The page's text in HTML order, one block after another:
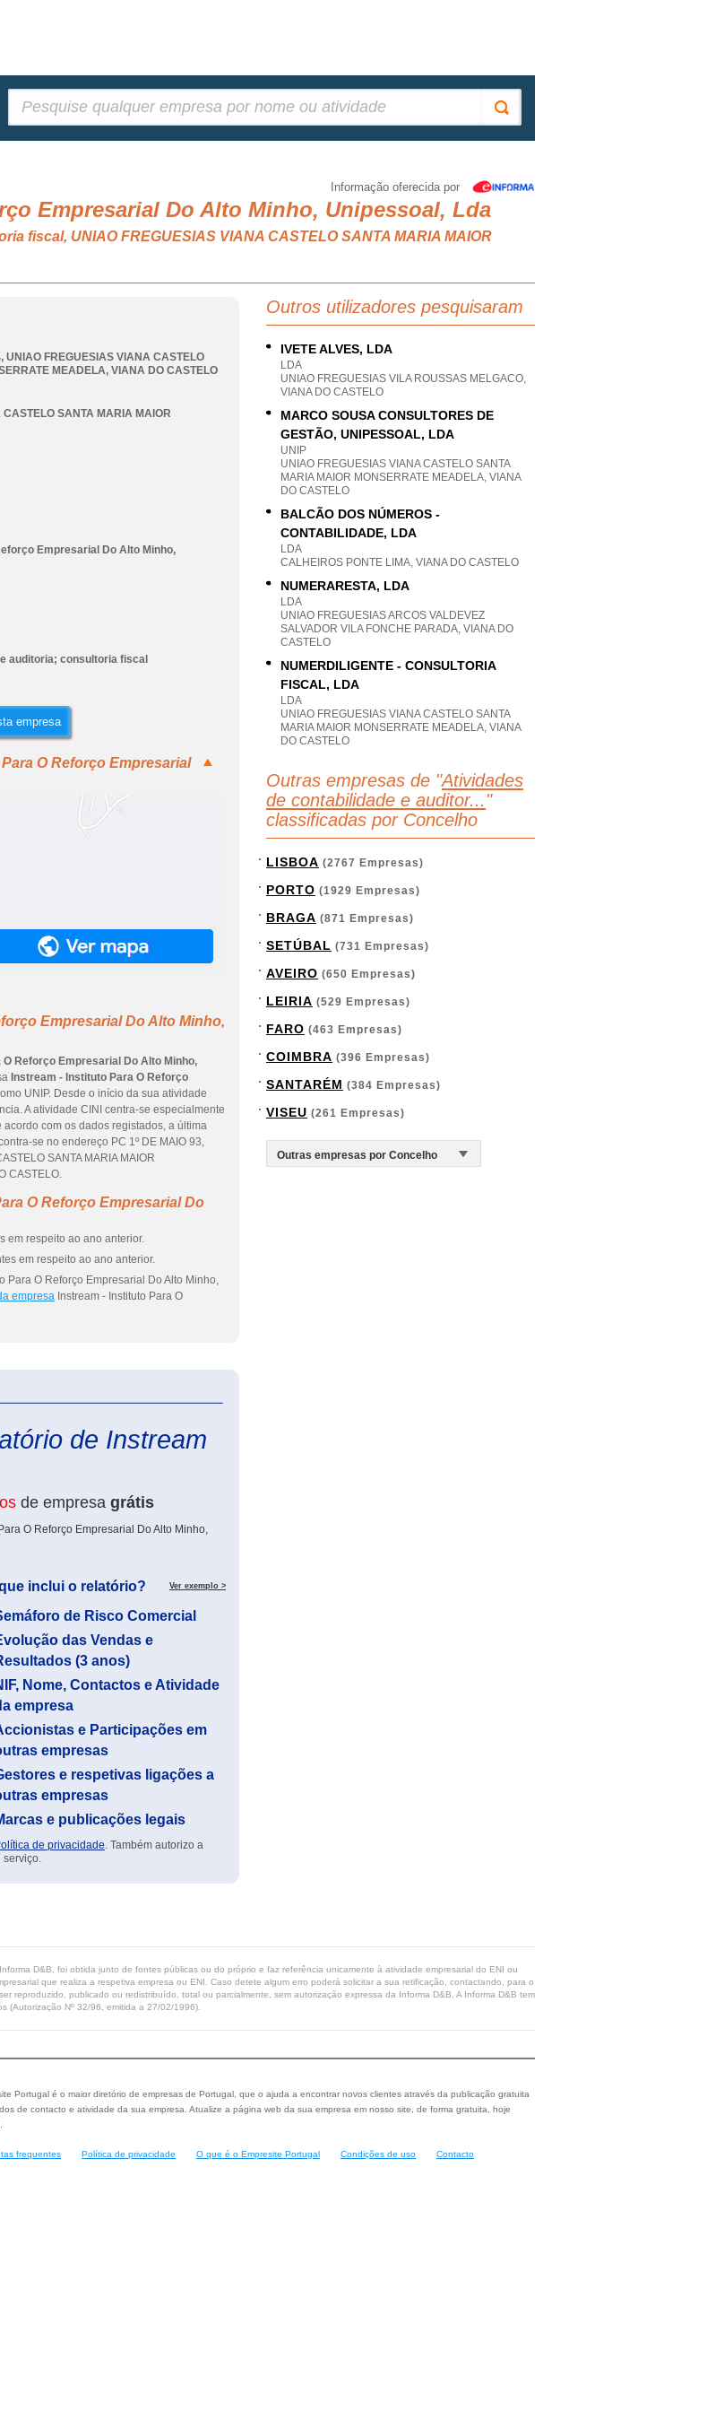
Informação oferecida por
Empresarial Do Alto Minho, Unipessoal, Lda
fiscal, UNIAO FREGUESIAS VIANA CASTELO SANTA MARIA MAIOR
, UNIAO FREGUESIAS VIANA CASTELO
MEADELA, VIANA DO CASTELO
SANTA MARIA MAIOR
Empresarial Do Alto Minho,
auditoria; consultoria fiscal
empresa
O Reforço Empresarial
Empresarial Do Alto Minho,
O Reforço Empresarial Do Alto Minho,
Instream - Instituto Para O Reforço
UNIP. Desde o início da sua atividade
A atividade CINI centra-se especialmente
com os dados registados, a última
se no endereço PC 1º DE MAIO 93,
SANTA MARIA MAIOR
CASTELO.
O Reforço Empresarial Do
em respeito ao ano anterior.
em respeito ao ano anterior.
Para O Reforço Empresarial Do Alto Minho,
empresa Instream - Instituto Para O
de Instream
de empresa grátis
O Reforço Empresarial Do Alto Minho,
inclui o relatório? Ver exemplo >
de Risco Comercial
das Vendas e
(3 anos)
Nome, Contactos e Atividade
empresa
e Participações em
empresas
e respetivas ligações a
empresas
e publicações legais
de privacidade. Também autorizo a
serviço.
Outros utilizadores pesquisaram
IVETE ALVES, LDA
LDA
UNIAO FREGUESIAS VILA ROUSSAS MELGACO,
VIANA DO CASTELO
MARCO SOUSA CONSULTORES DE
GESTÃO, UNIPESSOAL, LDA
UNIP
UNIAO FREGUESIAS VIANA CASTELO SANTA
MARIA MAIOR MONSERRATE MEADELA, VIANA
DO CASTELO
BALCÃO DOS NÚMEROS -
CONTABILIDADE, LDA
LDA
CALHEIROS PONTE LIMA, VIANA DO CASTELO
NUMERARESTA, LDA
LDA
UNIAO FREGUESIAS ARCOS VALDEVEZ
SALVADOR VILA FONCHE PARADA, VIANA DO
CASTELO
NUMERDILIGENTE - CONSULTORIA
FISCAL, LDA
LDA
UNIAO FREGUESIAS VIANA CASTELO SANTA
MARIA MAIOR MONSERRATE MEADELA, VIANA
DO CASTELO
Outras empresas de "Atividades
de contabilidade e auditor... "
classificadas por Concelho
LISBOA (2767 Empresas)
PORTO (1929 Empresas)
BRAGA (871 Empresas)
SETÚBAL (731 Empresas)
AVEIRO (650 Empresas)
LEIRIA (529 Empresas)
FARO (463 Empresas)
COIMBRA (396 Empresas)
SANTARÉM (384 Empresas)
VISEU (261 Empresas)
D&B, foi obtida junto de fontes públicas ou do próprio e faz referência unicamente à atividade empresarial do ENI ou
que realiza a respetiva empresa ou ENI. Caso detete algum erro poderá solicitar a sua retificação, contactando, para o
reproduzido, publicado ou redistribuído, total ou parcialmente, sem autorização expressa da Informa D&B. A Informa D&B tem
(Autorização Nº 32/96, emitida a 27/02/1996).
Portugal é o maior diretório de empresas de Portugal, que o ajuda a encontrar novos clientes através da publicação gratuita
de contacto e atividade da sua empresa. Atualize a página web da sua empresa em nosso site, de forma gratuita, hoje
frequentes Política de privacidade O que é o Empresite Portugal Condições de uso Contacto